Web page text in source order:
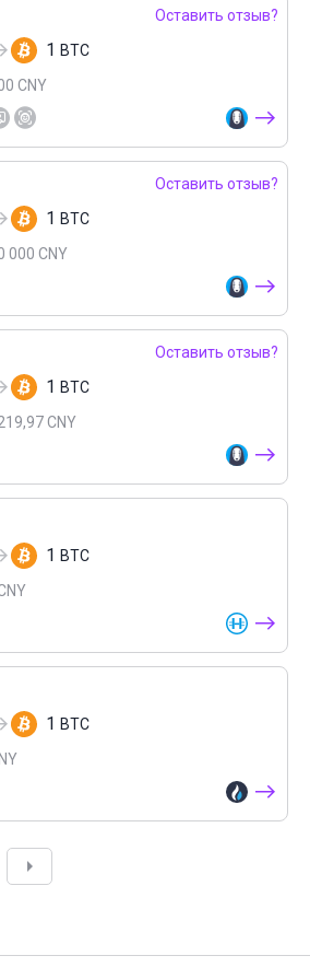
Оставить отзыв?
1 BTC
CNY
Оставить отзыв?
1 BTC
000 CNY
Оставить отзыв?
1 BTC
CNY
1 BTC
1 BTC